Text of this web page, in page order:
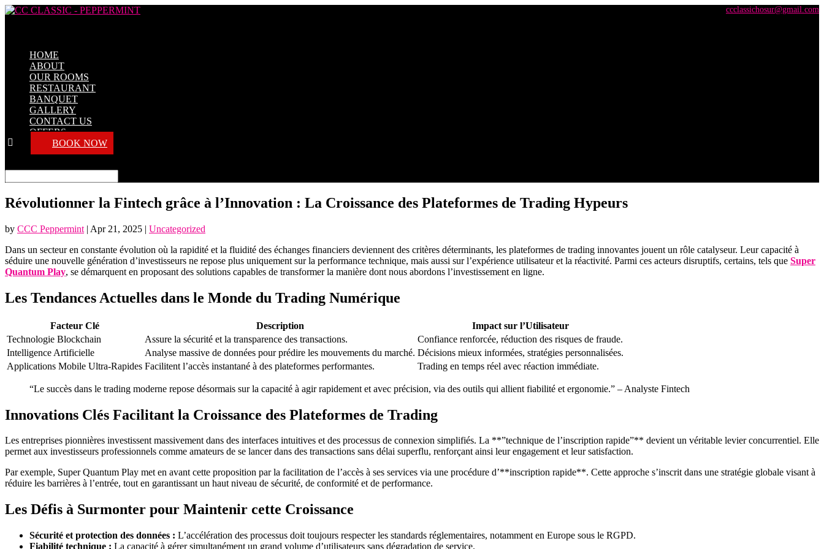
ccclassichosur@gmail.com
HOME
ABOUT
OUR ROOMS
RESTAURANT
BANQUET
GALLERY
CONTACT US
OFFERS
BOOK NOW
Révolutionner la Fintech grâce à l’Innovation : La Croissance des Plateformes de Trading Hypeurs
by CCC Peppermint | Apr 21, 2025 | Uncategorized
Dans un secteur en constante évolution où la rapidité et la fluidité des échanges financiers deviennent des critères déterminants, les plateformes de trading innovantes jouent un rôle catalyseur. Leur capacité à
séduire une nouvelle génération d’investisseurs ne repose plus uniquement sur la performance technique, mais aussi sur l’expérience utilisateur et la réactivité. Parmi ces acteurs disruptifs, certains, tels que Super
Quantum Play, se démarquent en proposant des solutions capables de transformer la manière dont nous abordons l’investissement en ligne.
Les Tendances Actuelles dans le Monde du Trading Numérique
Facteur Clé Description
Impact sur l’Utilisateur
Technologie Blockchain
Assure la sécurité et la transparence des transactions.
Confiance renforcée, réduction des risques de fraude.
Intelligence Artificielle
Analyse massive de données pour prédire les mouvements du marché. Décisions mieux informées, stratégies personnalisées.
Applications Mobile Ultra-Rapides Facilitent l’accès instantané à des plateformes performantes. Trading en temps réel avec réaction immédiate.
“Le succès dans le trading moderne repose désormais sur la capacité à agir rapidement et avec précision, via des outils qui allient fiabilité et ergonomie.” – Analyste Fintech
Innovations Clés Facilitant la Croissance des Plateformes de Trading
Les entreprises pionnières investissent massivement dans des interfaces intuitives et des processus de connexion simplifiés. La **”technique de l’inscription rapide”** devient un véritable levier concurrentiel. Elle
permet aux investisseurs professionnels comme amateurs de se lancer dans des transactions sans délai superflu, renforçant ainsi leur engagement et leur satisfaction.
Par exemple, Super Quantum Play met en avant cette proposition par la facilitation de l’accès à ses services via une procédure d’**inscription rapide**. Cette approche s’inscrit dans une stratégie globale visant à
réduire les barrières à l’entrée, tout en garantissant un haut niveau de sécurité, de conformité et de performance.
Les Défis à Surmonter pour Maintenir cette Croissance
Sécurité et protection des données : L’accélération des processus doit toujours respecter les standards réglementaires, notamment en Europe sous le RGPD.
Fiabilité technique : La capacité à gérer simultanément un grand volume d’utilisateurs sans dégradation de service.